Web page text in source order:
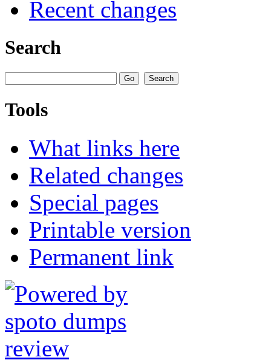
Recent changes
Search
Tools
What links here
Related changes
Special pages
Printable version
Permanent link